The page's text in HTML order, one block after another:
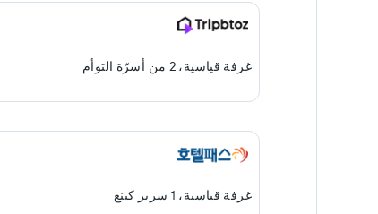
غرفة قياسية، 2 من أسرّة التوأم
غرفة قياسية، 1 سرير كينغ